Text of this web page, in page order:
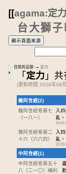
[[agama:定力
台大獅
目前的足跡: → 定力
「定力 」
(更新時間 2026年08
雜阿含經(2)
雜阿含經卷第七
（一八一）
入
亂。
雜阿含經卷第二
十六 （六六四）
入
亂。
中阿含經(1)
中阿含經卷第五十
八
（二一〇）晡利